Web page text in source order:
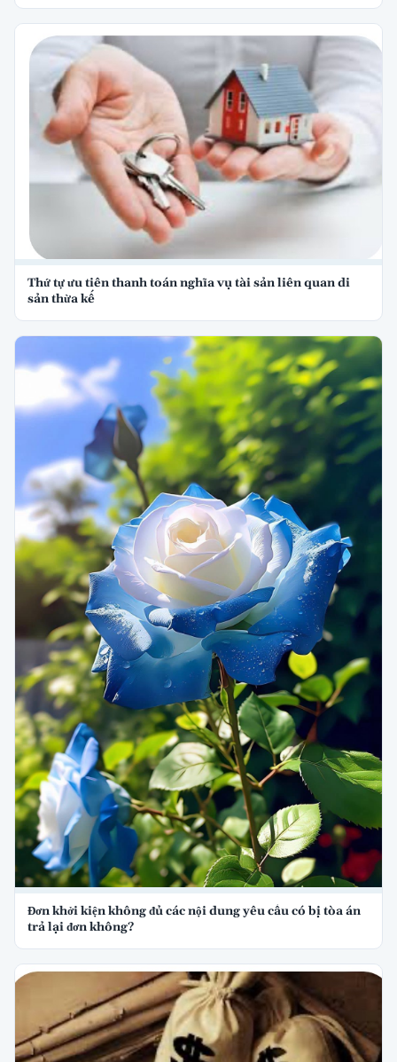
Thứ tự ưu tiên thanh toán nghĩa vụ tài sản liên quan di
sản thừa kế
Đơn khởi kiện không đủ các nội dung yêu cầu có bị tòa án
trả lại đơn không?